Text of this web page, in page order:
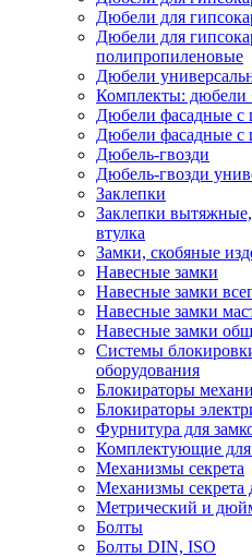
Дюбели для
Дюбели для
полипропиленовые
Дюбели
Комплекты:
Дюбели фасадные с
Дюбели фасадные с
Дюбель-гвозди
Дюбель-гвозди
Заклепки
Заклепки
втулка
Замки, скобяные
Навесные замки
Навесные замки
Навесные замки
Навесные замки
Системы
оборудования
Блокираторы
Блокираторы
Фурнитура для
Комплектующие для
Механизмы секрета
Механизмы секрета
Метрический и
Болты
Болты DIN, ISO